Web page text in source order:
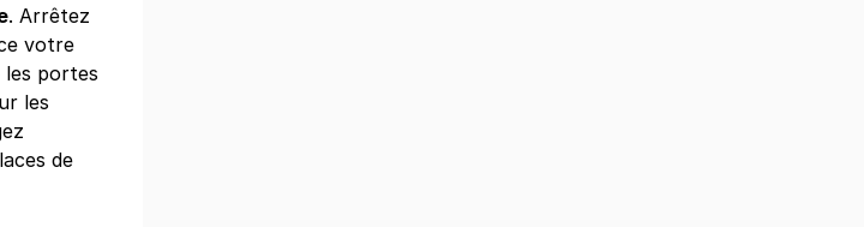
. Arrêtez
votre
les portes
les
de